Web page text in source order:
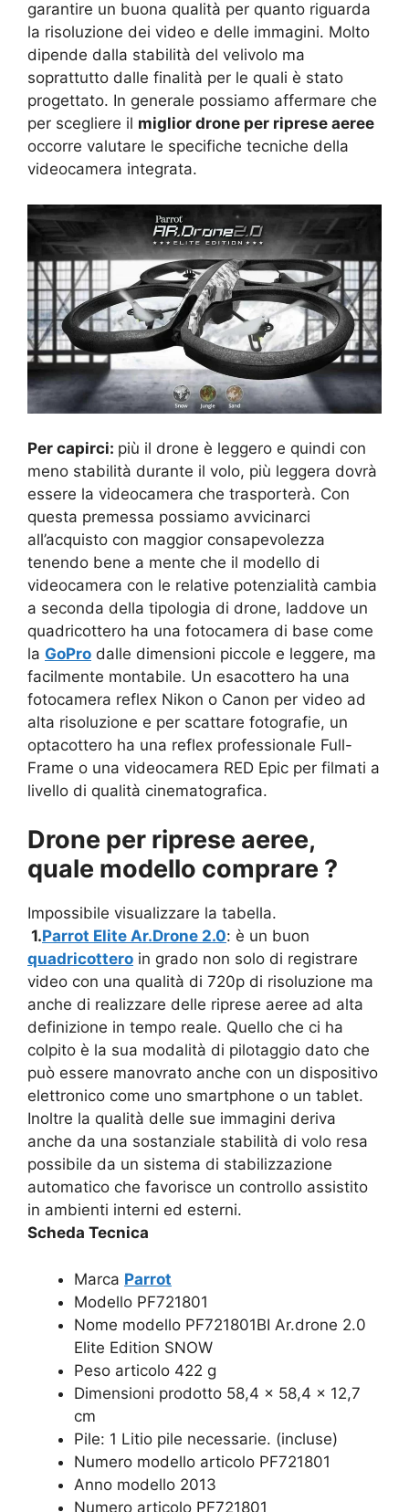
garantire un buona qualità per quanto riguarda
la risoluzione dei video e delle immagini. Molto
dipende dalla stabilità del velivolo ma
soprattutto dalle finalità per le quali è stato
progettato. In generale possiamo affermare che
per scegliere il miglior drone per riprese aeree
occorre valutare le specifiche tecniche della
videocamera integrata.
Per capirci: più il drone è leggero e quindi con
meno stabilità durante il volo, più leggera dovrà
essere la videocamera che trasporterà. Con
questa premessa possiamo avvicinarci
all’acquisto con maggior consapevolezza
tenendo bene a mente che il modello di
videocamera con le relative potenzialità cambia
a seconda della tipologia di drone, laddove un
quadricottero ha una fotocamera di base come
la GoPro dalle dimensioni piccole e leggere, ma
facilmente montabile. Un esacottero ha una
fotocamera reflex Nikon o Canon per video ad
alta risoluzione e per scattare fotografie, un
optacottero ha una reflex professionale Full-
Frame o una videocamera RED Epic per filmati a
livello di qualità cinematografica.
Drone per riprese aeree,
quale modello comprare ?
Impossibile visualizzare la tabella.
1.Parrot Elite Ar.Drone 2.0: è un buon
quadricottero in grado non solo di registrare
video con una qualità di 720p di risoluzione ma
anche di realizzare delle riprese aeree ad alta
definizione in tempo reale. Quello che ci ha
colpito è la sua modalità di pilotaggio dato che
può essere manovrato anche con un dispositivo
elettronico come uno smartphone o un tablet.
Inoltre la qualità delle sue immagini deriva
anche da una sostanziale stabilità di volo resa
possibile da un sistema di stabilizzazione
automatico che favorisce un controllo assistito
in ambienti interni ed esterni.
Scheda Tecnica
Marca Parrot
Modello PF721801
Nome modello PF721801BI Ar.drone 2.0
Elite Edition SNOW
Peso articolo 422 g
Dimensioni prodotto 58,4 x 58,4 x 12,7
cm
Pile: 1 Litio pile necessarie. (incluse)
Numero modello articolo PF721801
Anno modello 2013
Numero articolo PF721801